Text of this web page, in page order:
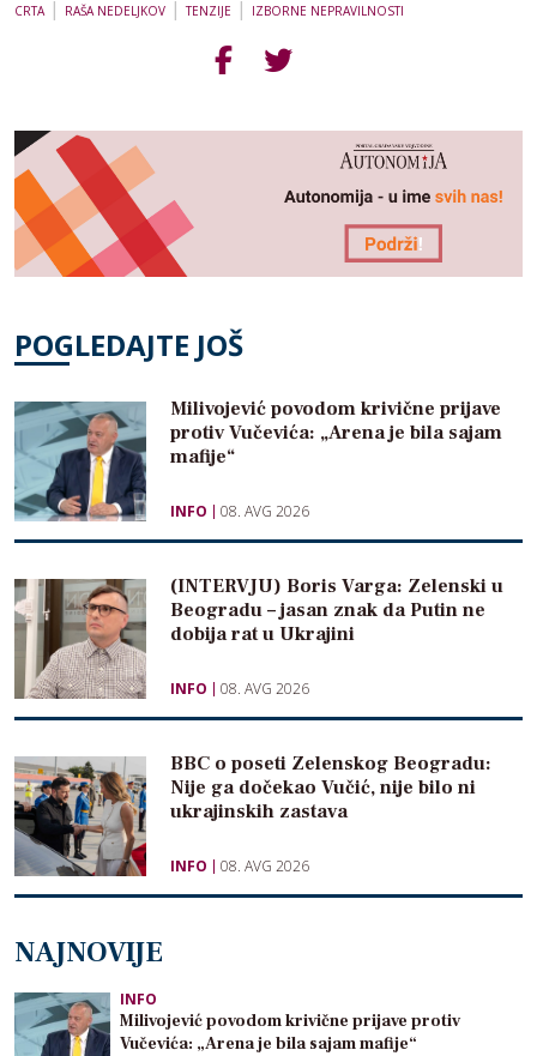
CRTA| RAŠA NEDELJKOV |TENZIJE | IZBORNE NEPRAVILNOSTI
POGLEDAJTE JOŠ
Milivojević povodom krivične prijave
protiv Vučevića: „Arena je bila sajam
mafije“
INFO 08. AVG 2026
(INTERVJU) Boris Varga: Zelenski u
Beogradu – jasan znak da Putin ne
dobija rat u Ukrajini
INFO 08. AVG 2026
BBC o poseti Zelenskog Beogradu:
Nije ga dočekao Vučić, nije bilo ni
ukrajinskih zastava
INFO 08. AVG 2026
NAJNOVIJE
INFO
Milivojević povodom krivične prijave protiv
Vučevića: „Arena je bila sajam mafije“